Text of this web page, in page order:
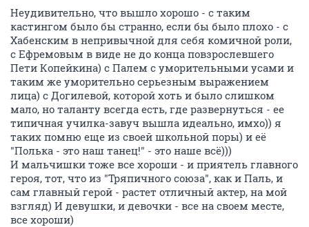
Неудивительно, что вышло хорошо - с таким
кастингом было бы странно, если бы было плохо - с
Хабенским в непривычной для себя комичной роли,
с Ефремовым в виде не до конца повзрослевшего
Пети Копейкина) с Палем с уморительными усами и
таким же уморительно серьезным выражением
лица) с Догилевой, которой хоть и было слишком
мало, но таланту всегда есть, где развернуться - ее
типичная училка-завуч вышла идеально, имхо)) я
таких помню еще из своей школьной поры) и её
"Полька - это наш танец!" - это наше всё)))
И мальчишки тоже все хороши - и приятель главного
героя, тот, что из "Тряпичного союза", как и Паль, и
сам главный герой - растет отличный актер, на мой
взгляд) И девушки, и девочки - все на своем месте,
все хороши)